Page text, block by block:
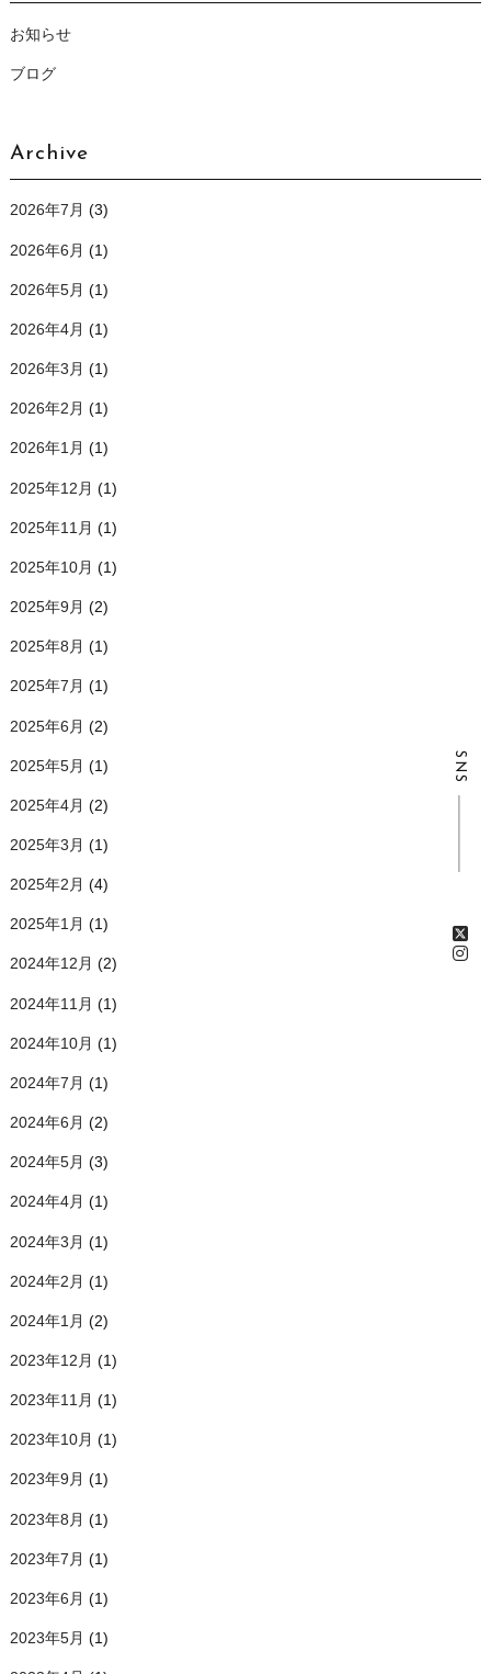
SNS
お知らせ
ブログ
Archive
2026年7月 (3)
2026年6月 (1)
2026年5月 (1)
2026年4月 (1)
2026年3月 (1)
2026年2月 (1)
2026年1月 (1)
2025年12月 (1)
2025年11月 (1)
2025年10月 (1)
2025年9月 (2)
2025年8月 (1)
2025年7月 (1)
2025年6月 (2)
2025年5月 (1)
2025年4月 (2)
2025年3月 (1)
2025年2月 (4)
2025年1月 (1)
2024年12月 (2)
2024年11月 (1)
2024年10月 (1)
2024年7月 (1)
2024年6月 (2)
2024年5月 (3)
2024年4月 (1)
2024年3月 (1)
2024年2月 (1)
2024年1月 (2)
2023年12月 (1)
2023年11月 (1)
2023年10月 (1)
2023年9月 (1)
2023年8月 (1)
2023年7月 (1)
2023年6月 (1)
2023年5月 (1)